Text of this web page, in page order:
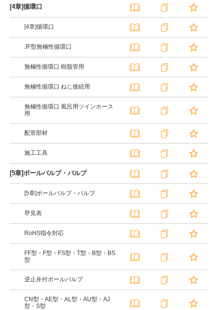
[4章]循環口
[4章]循環口
JF型無極性循環口
無極性循環口 樹脂管用
無極性循環口 ねじ接続用
無極性循環口 風呂用ツインホース
用
配管部材
施工工具
[5章]ボールバルブ・バルブ
[5章]ボールバルブ・バルブ
早見表
RoHS指令対応
FF型・F型・FS型・T型・B型・BS
型
逆止弁付ボールバルブ
CN型・AE型・AL型・AU型・AJ
型・S型